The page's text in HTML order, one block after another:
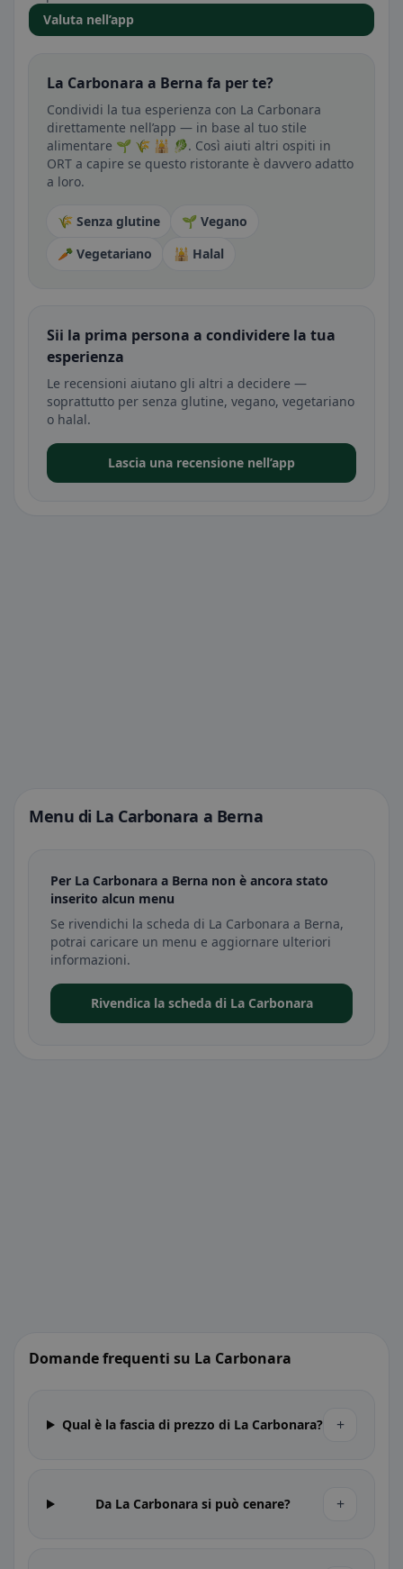
Valuta nell’app
La Carbonara a Berna fa per te?
Condividi la tua esperienza con La Carbonara
direttamente nell’app — in base al tuo stile
alimentare 🌱 🌾 🕌 🥬. Così aiuti altri ospiti in
ORT a capire se questo ristorante è davvero adatto
a loro.
🌾 Senza glutine
🌱 Vegano
🥕 Vegetariano
🕌 Halal
Sii la prima persona a condividere la tua
esperienza
Le recensioni aiutano gli altri a decidere —
soprattutto per senza glutine, vegano, vegetariano
o halal.
Lascia una recensione nell’app
Menu di La Carbonara a Berna
Per La Carbonara a Berna non è ancora stato
inserito alcun menu
Se rivendichi la scheda di La Carbonara a Berna,
potrai caricare un menu e aggiornare ulteriori
informazioni.
Rivendica la scheda di La Carbonara
Domande frequenti su La Carbonara
Qual è la fascia di prezzo di La Carbonara? +
Da La Carbonara si può cenare? +